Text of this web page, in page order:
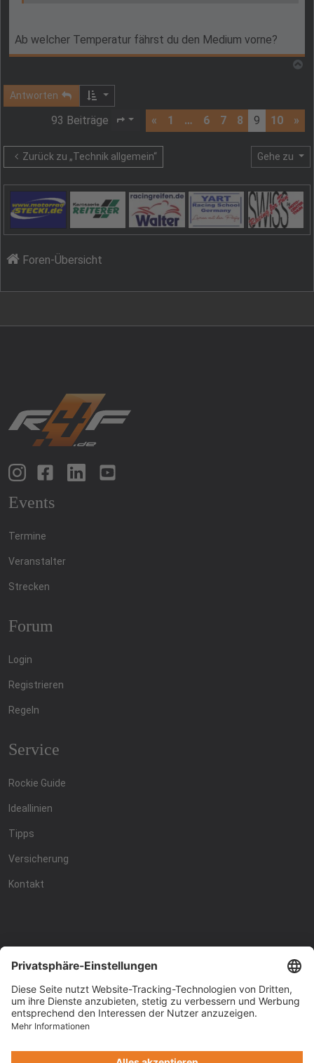
Ab welcher Temperatur fährst du den Medium vorne?
Antworten
93 Beiträge Seite 9von
« 1 … 6 7 8 9 10 »
Zurück zu „Technik allgemein“ Gehe zu
Foren-Übersicht
Events
Termine
Veranstalter
Strecken
Forum
Login
Registrieren
Regeln
Service
Rockie Guide
Ideallinien
Tipps
Versicherung
Kontakt
Racing4fun - Alles über
Racing4fun - Alles über